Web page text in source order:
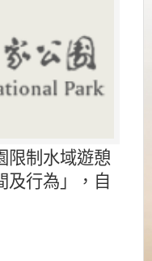
限制水域遊憩
及行為」，自